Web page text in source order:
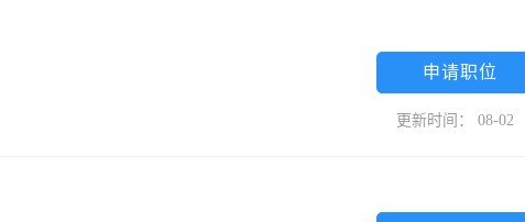
申请职位
更新时间： 08-02